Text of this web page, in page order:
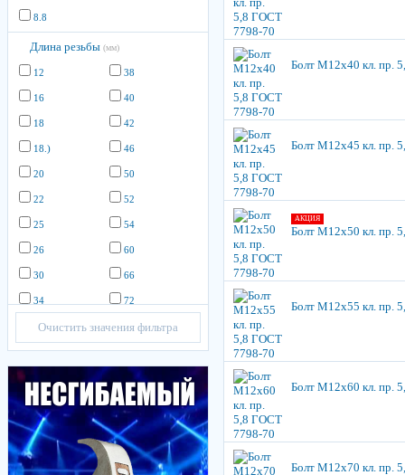
8.8
Длина резьбы (мм)
12
16
18
18.)
20
22
25
26
30
34
38
40
42
46
50
52
54
60
66
72
Очистить значения фильтра
Болт М12х40 кл. пр.
Болт М12х45 кл. пр.
АКЦИЯ
Болт М12х50 кл. пр.
Болт М12х55 кл. пр.
Болт М12х60 кл. пр.
Болт М12х70 кл. пр.